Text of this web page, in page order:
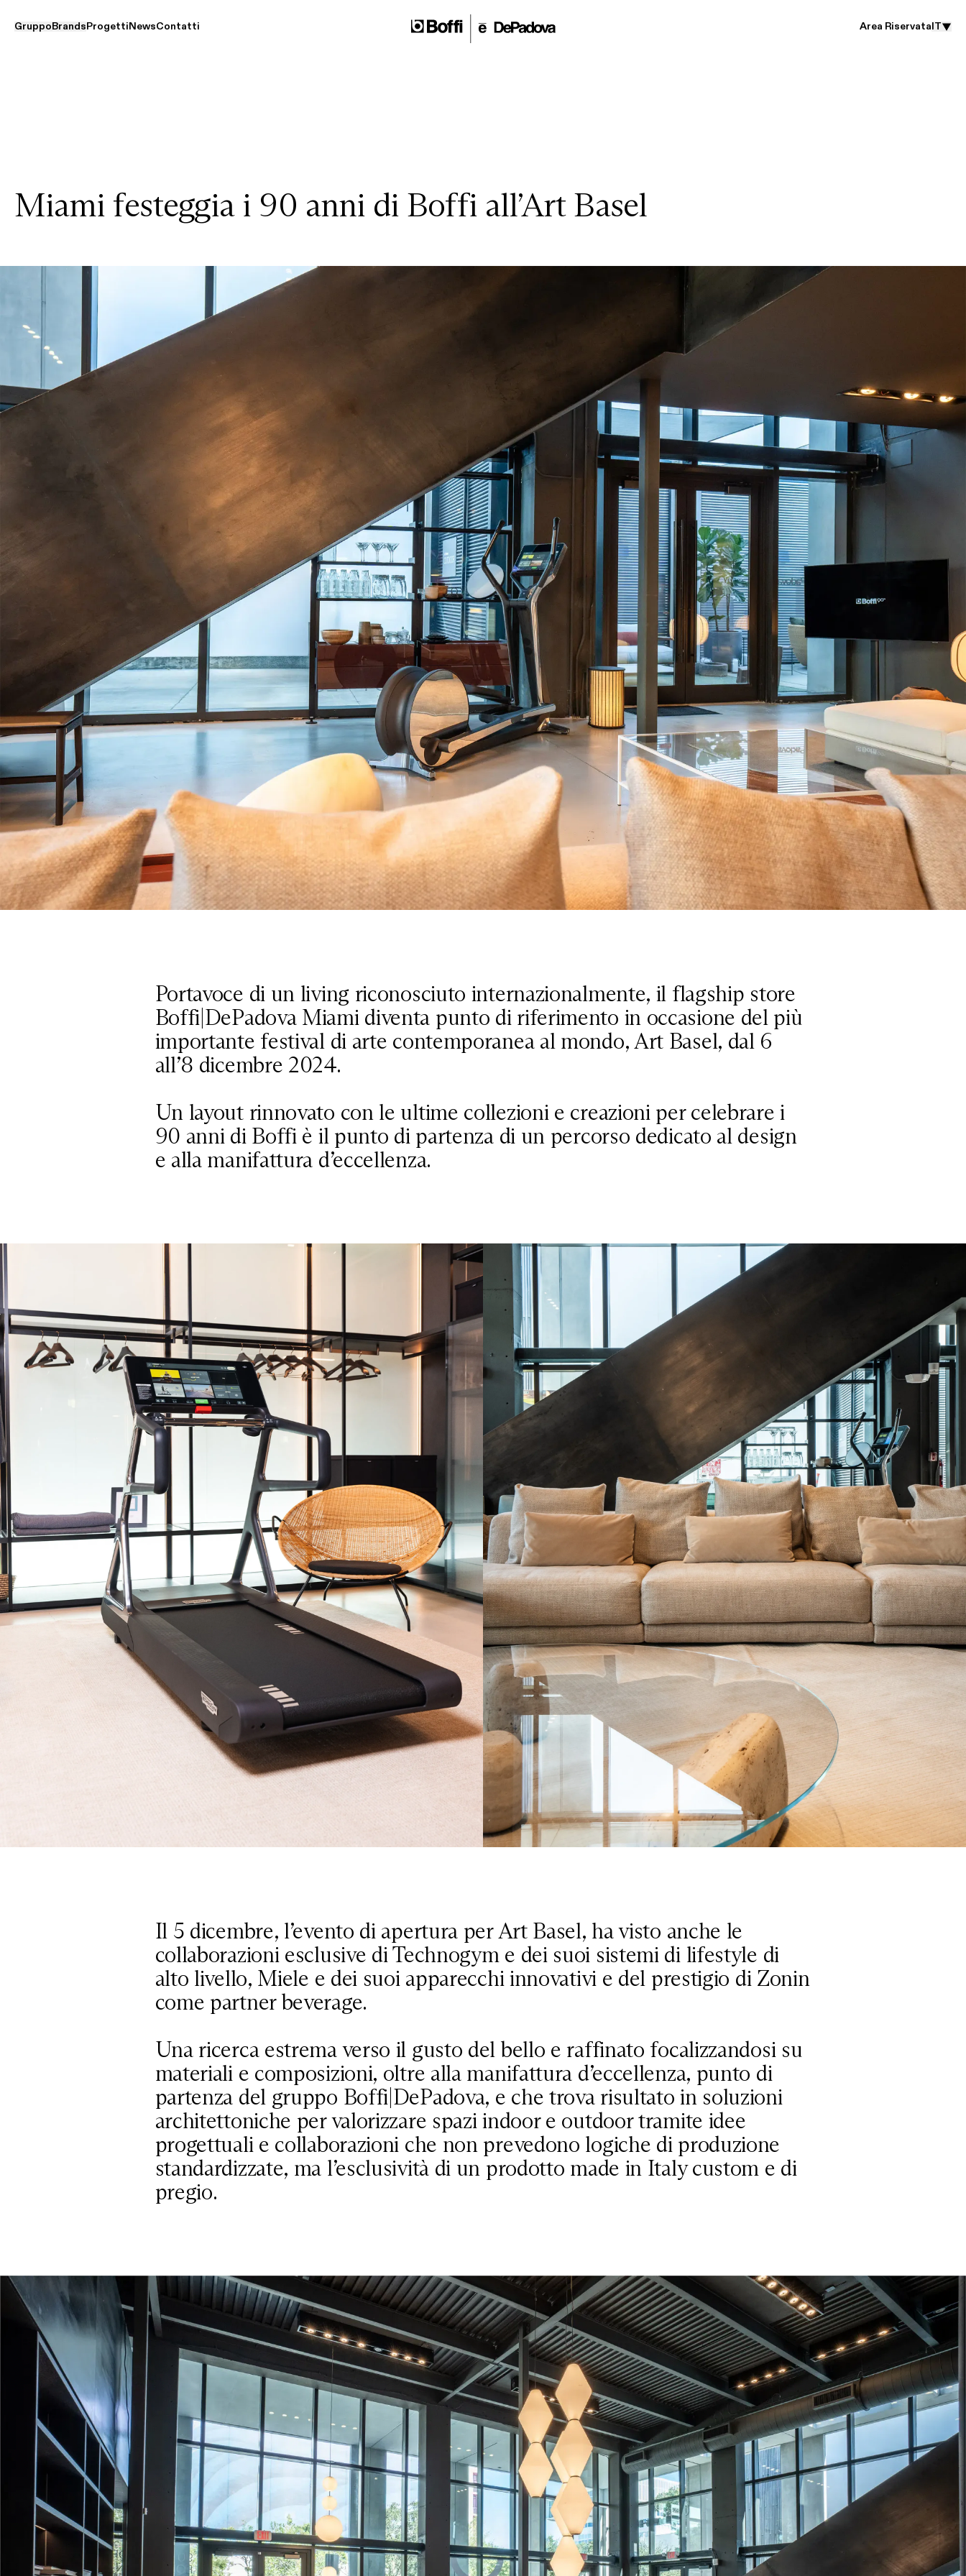
GruppoBrandsProgettiNewsContatti Area RiservataIT
Miami festeggia i 90 anni di Boffi all’Art Basel
Portavoce di un living riconosciuto internazionalmente, il flagship store
Boffi|DePadova Miami diventa punto di riferimento in occasione del più
importante festival di arte contemporanea al mondo, Art Basel, dal 6
all’8 dicembre 2024.
Un layout rinnovato con le ultime collezioni e creazioni per celebrare i
90 anni di Boffi è il punto di partenza di un percorso dedicato al design
e alla manifattura d’eccellenza.
Il 5 dicembre, l’evento di apertura per Art Basel, ha visto anche le
collaborazioni esclusive di Technogym e dei suoi sistemi di lifestyle di
alto livello, Miele e dei suoi apparecchi innovativi e del prestigio di Zonin
come partner beverage.
Una ricerca estrema verso il gusto del bello e raffinato focalizzandosi su
materiali e composizioni, oltre alla manifattura d’eccellenza, punto di
partenza del gruppo Boffi|DePadova, e che trova risultato in soluzioni
architettoniche per valorizzare spazi indoor e outdoor tramite idee
progettuali e collaborazioni che non prevedono logiche di produzione
standardizzate, ma l’esclusività di un prodotto made in Italy custom e di
pregio.